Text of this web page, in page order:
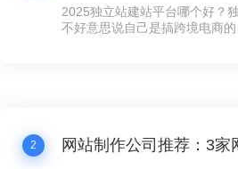
2025独立站建站平台哪个好？
不好意思说自己是搞跨境电商
2